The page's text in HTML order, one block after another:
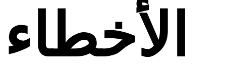
الأخطاء